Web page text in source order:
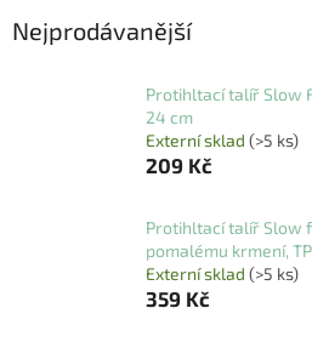
Nejprodávanější
Protihltací talíř Slow
24 cm
Externí sklad (>5 ks)
209 Kč
Protihltací talíř Slow
pomalému krmení,
Externí sklad (>5 ks)
359 Kč